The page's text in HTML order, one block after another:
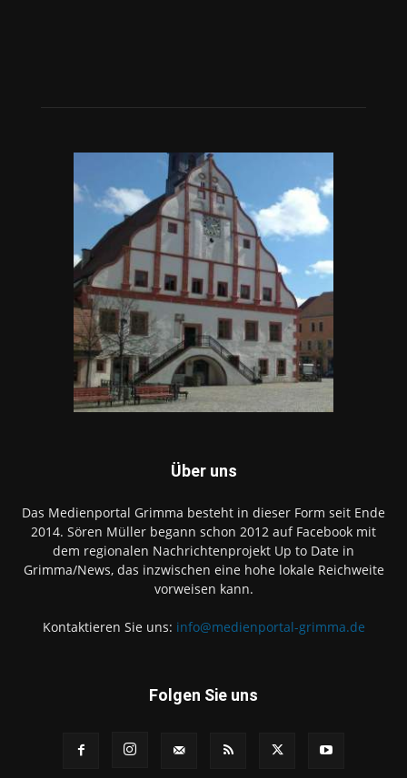
Über uns
Das Medienportal Grimma besteht in dieser Form seit Ende
2014. Sören Müller begann schon 2012 auf Facebook mit
dem regionalen Nachrichtenprojekt Up to Date in
Grimma/News, das inzwischen eine hohe lokale Reichweite
vorweisen kann.
Kontaktieren Sie uns: info@medienportal-grimma.de
Folgen Sie uns